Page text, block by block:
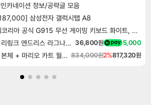
카네이션 정보/공략글 모음
삼성전자 갤럭시탭 A8
리아 공식 G915 무선 게이밍 키보드 화이트, 갈축
그랑블루 판타지 리링크 엔드리스 라그나로크 업그레이드 킷 Granblue Fantasy Relink Endless Ragnarok Upgrade Kit DLC 36,800원 5,000
닌텐도 스위치 2 본체 + 마리오 카트 월드 + 포켓몬 포코피아 번들 834,000원2%817,320원